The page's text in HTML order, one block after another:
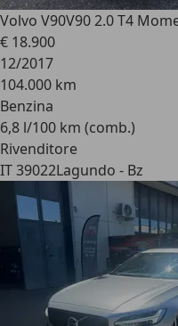
Volvo V90V90 2.0 T4
€ 18.900
12/2017
104.000 km
Benzina
6,8 l/100 km (comb.)
Rivenditore
IT 39022Lagundo - Bz